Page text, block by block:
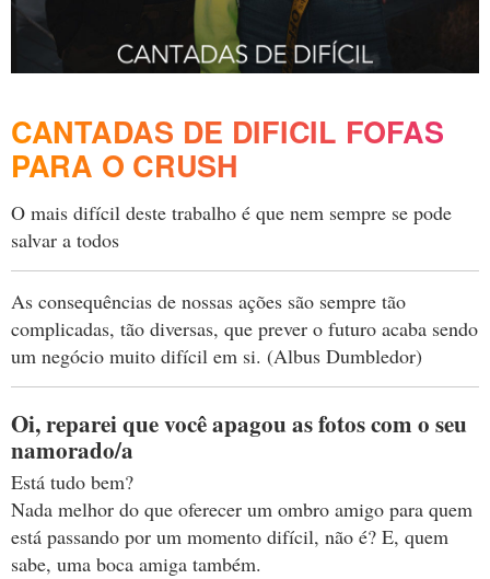
CANTADAS DE DIFICIL FOFAS
PARA O CRUSH
O mais difícil deste trabalho é que nem sempre se pode
salvar a todos
As consequências de nossas ações são sempre tão
complicadas, tão diversas, que prever o futuro acaba sendo
um negócio muito difícil em si. (Albus Dumbledor)
Oi, reparei que você apagou as fotos com o seu
namorado/a
Está tudo bem?
Nada melhor do que oferecer um ombro amigo para quem
está passando por um momento difícil, não é? E, quem
sabe, uma boca amiga também.